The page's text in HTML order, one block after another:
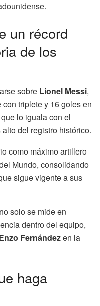
un récord
de los
sobre Lionel Messi,
triplete y 16 goles en
lo iguala con el
del registro histórico.
como máximo artillero
Mundo, consolidando
sigue vigente a sus
solo se mide en
dentro del equipo,
Fernándezen la
haga